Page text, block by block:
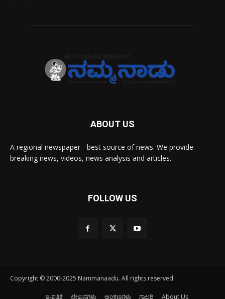
ABOUT US
A regional newspaper - best source of news. We provide
breaking news, videos, news analysis and articles.
FOLLOW US
Copyright © 2000-2025 Nammanaadu. All rights reserved.
ಇ-ಪತ್ರಿಕೆ ಲೇಖನಗಳು ಅಂಕಣಗಳು ಗ್ಯಾಲರಿ About Us